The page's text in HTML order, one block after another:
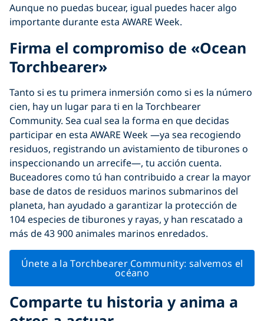
Aunque no puedas bucear, igual puedes hacer algo
importante durante esta AWARE Week.
Firma el compromiso de «Ocean
Torchbearer»
Tanto si es tu primera inmersión como si es la número
cien, hay un lugar para ti en la Torchbearer
Community. Sea cual sea la forma en que decidas
participar en esta AWARE Week —ya sea recogiendo
residuos, registrando un avistamiento de tiburones o
inspeccionando un arrecife—, tu acción cuenta.
Buceadores como tú han contribuido a crear la mayor
base de datos de residuos marinos submarinos del
planeta, han ayudado a garantizar la protección de
104 especies de tiburones y rayas, y han rescatado a
más de 43 900 animales marinos enredados.
Únete a la Torchbearer Community: salvemos el
océano
Comparte tu historia y anima a